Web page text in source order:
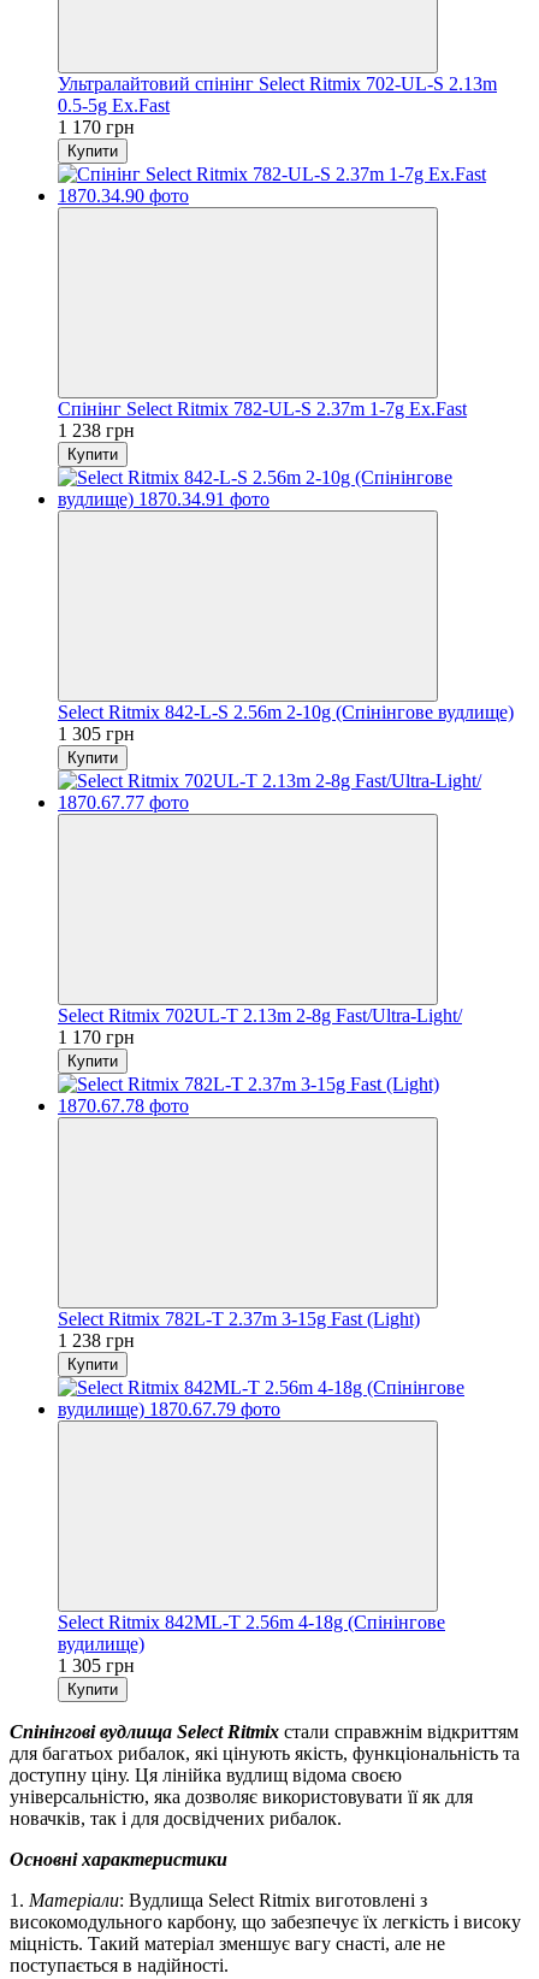
Ультралайтовий спінінг Select Ritmix 702-UL-S 2.13m
0.5-5g Ex.Fast
1 170 грн
Купити
Спінінг Select Ritmix 782-UL-S 2.37m 1-7g Ex.Fast
1 238 грн
Купити
Select Ritmix 842-L-S 2.56m 2-10g (Спінінгове вудлище)
1 305 грн
Купити
Select Ritmix 702UL-T 2.13m 2-8g Fast/Ultra-Light/
1 170 грн
Купити
Select Ritmix 782L-T 2.37m 3-15g Fast (Light)
1 238 грн
Купити
Select Ritmix 842ML-T 2.56m 4-18g (Спінінгове
вудилище)
1 305 грн
Купити
Спінінгові вудлища Select Ritmix стали справжнім відкриттям
для багатьох рибалок, які цінують якість, функціональність та
доступну ціну. Ця лінійка вудлищ відома своєю
універсальністю, яка дозволяє використовувати її як для
новачків, так і для досвідчених рибалок.
Основні характеристики
1. Матеріали: Вудлища Select Ritmix виготовлені з
високомодульного карбону, що забезпечує їх легкість і високу
міцність. Такий матеріал зменшує вагу снасті, але не
поступається в надійності.